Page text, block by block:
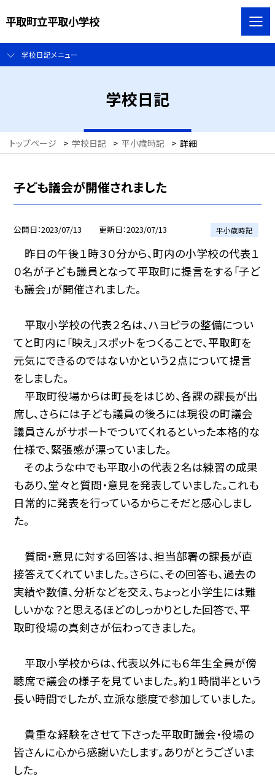
平取町立平取小学校
学校日記メニュー
学校日記
トップページ > 学校日記 > 平小歳時記 > 詳細
子ども議会が開催されました
公開日 2023/07/13 更新日 2023/07/13 平小歳時記
昨日の午後１時３０分から、町内の小学校の代表１
０名が子ども議員となって平取町に提言をする「子ど
も議会」が開催されました。
平取小学校の代表２名は、ハヨピラの整備につい
てと町内に「映え」スポットをつくることで、平取町を
元気にできるのではないかという２点について提言
をしました。
平取町役場からは町長をはじめ、各課の課長が出
席し、さらには子ども議員の後ろには現役の町議会
議員さんがサポートでついてくれるといった本格的な
仕様で、緊張感が漂っていました。
そのような中でも平取小の代表２名は練習の成果
もあり、堂々と質問・意見を発表していました。これも
日常的に発表を行っているからこそだと感心しまし
た。
質問・意見に対する回答は、担当部署の課長が直
接答えてくれていました。さらに、その回答も、過去の
実績や数値、分析などを交え、ちょっと小学生には難
しいかな？と思えるほどのしっかりとした回答で、平
取町役場の真剣さが伝わってきました。
平取小学校からは、代表以外にも６年生全員が傍
聴席で議会の様子を見ていました。約１時間半という
長い時間でしたが、立派な態度で参加していました。
貴重な経験をさせて下さった平取町議会・役場の
皆さんに心から感謝いたします。ありがとうございま
した。